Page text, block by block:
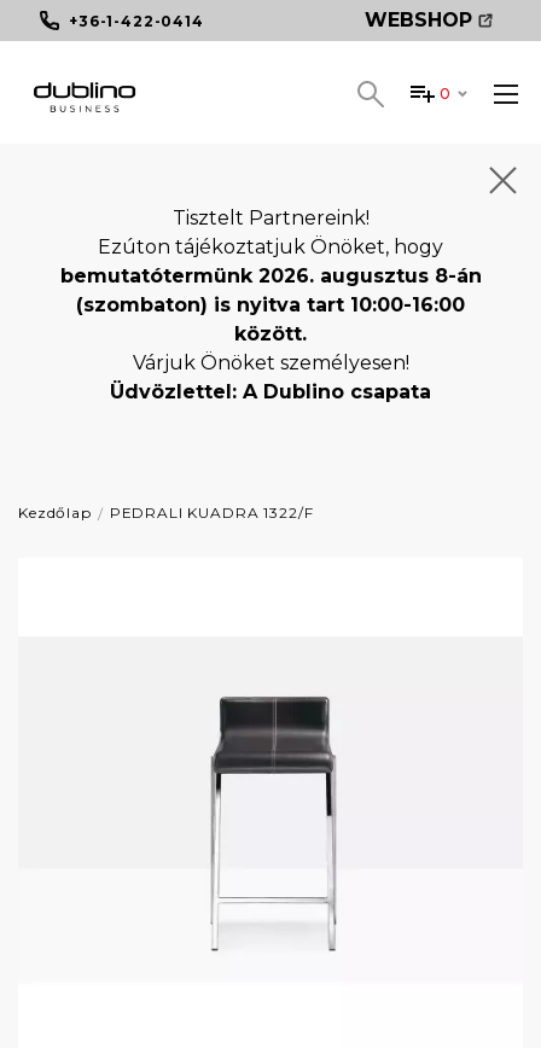
+36-1-422-0414 WEBSHOP
0
Tisztelt Partnereink!
Ezúton tájékoztatjuk Önöket, hogy
bemutatótermünk 2026. augusztus 8-án
(szombaton) is nyitva tart 10:00-16:00
között.
Várjuk Önöket személyesen!
Üdvözlettel: A Dublino csapata
Kezdőlap PEDRALI KUADRA 1322/F